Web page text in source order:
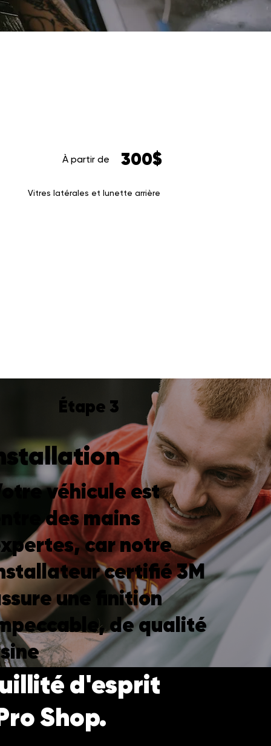
À partir de 300$
Vitres latérales et lunette arrière
Étape 3
véhicule est
entre des mains
car notre
certifié 3M
une finition
de qualité
d'esprit
Shop.